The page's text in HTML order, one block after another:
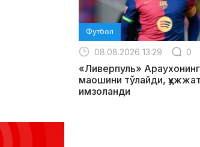
Футбол
08.08.2026 13:29 0
«Ливерпуль»
маошини тўлайди,
имзоланди